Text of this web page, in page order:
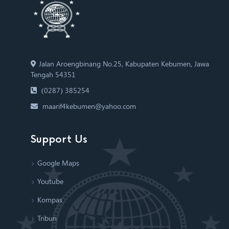
Jalan Aroengbinang No.25, Kabupaten Kebumen, Jawa
Tengah 54351
(0287) 385254
maarif4kebumen@yahoo.com
Support Us
Google Maps
Youtube
Kompas
Tribun